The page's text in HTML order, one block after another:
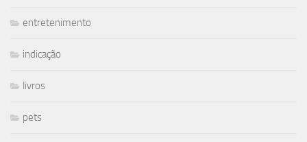
entretenimento
indicação
livros
pets